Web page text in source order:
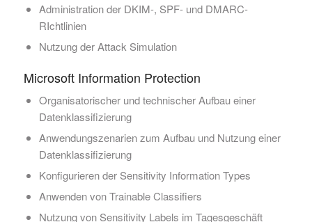
Administration der DKIM-, SPF- und DMARC-
RIchtlinien
Nutzung der Attack Simulation
Microsoft Information Protection
Organisatorischer und technischer Aufbau einer
Datenklassifizierung
Anwendungszenarien zum Aufbau und Nutzung einer
Datenklassifizierung
Konfigurieren der Sensitivity Information Types
Anwenden von Trainable Classifiers
Nutzung von Sensitivity Labels im Tagesgeschäft